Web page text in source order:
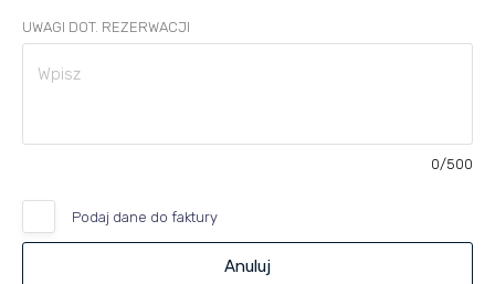
UWAGI DOT. REZERWACJI
0/500
Podaj dane do faktury
Anuluj